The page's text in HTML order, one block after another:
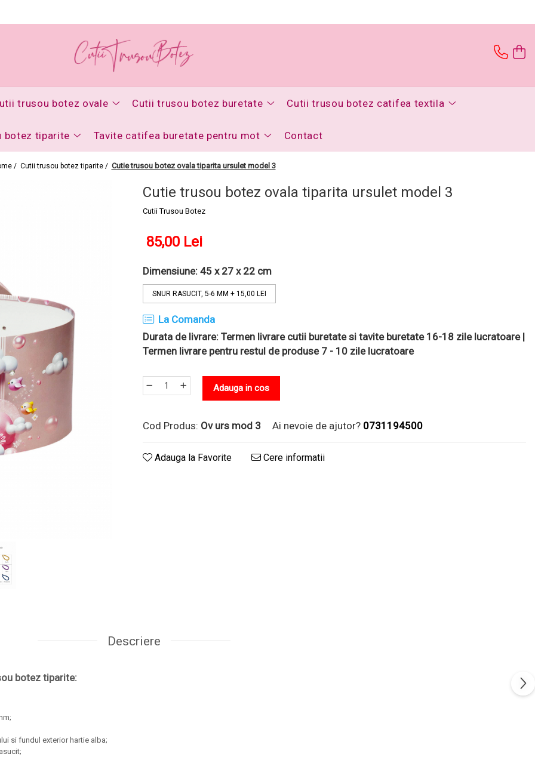
trusou botez ovale Cutii trusou botez buretate Cutii trusou botez catifea textila
botez tiparite Tavite catifea buretate pentru mot Contact
/ Cutii trusou botez tiparite / Cutie trusou botez ovala tiparita ursulet model 3
Cutie trusou botez ovala tiparita ursulet model 3
Cutii Trusou Botez
85,00 Lei
Dimensiune: 45 x 27 x 22 cm
SNUR RASUCIT, 5-6 MM + 15,00 LEI
La Comanda
Durata de livrare: Termen livrare cutii buretate si tavite buretate 16-18 zile lucratoare |
Termen livrare pentru restul de produse 7 - 10 zile lucratoare
Adauga in cos
Cod Produs: Ov urs mod 3 Ai nevoie de ajutor? 0731194500
Adauga la Favorite Cere informatii
Descriere
botez tiparite:
si fundul exterior hartie alba;